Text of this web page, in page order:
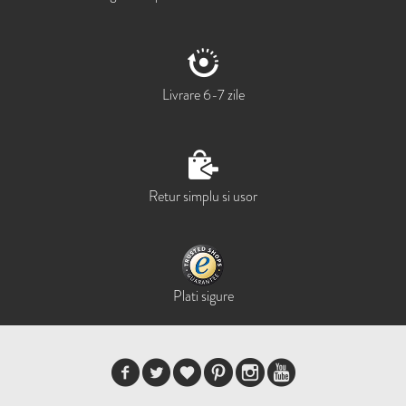
Livrare 6-7 zile
Retur simplu si usor
Plati sigure